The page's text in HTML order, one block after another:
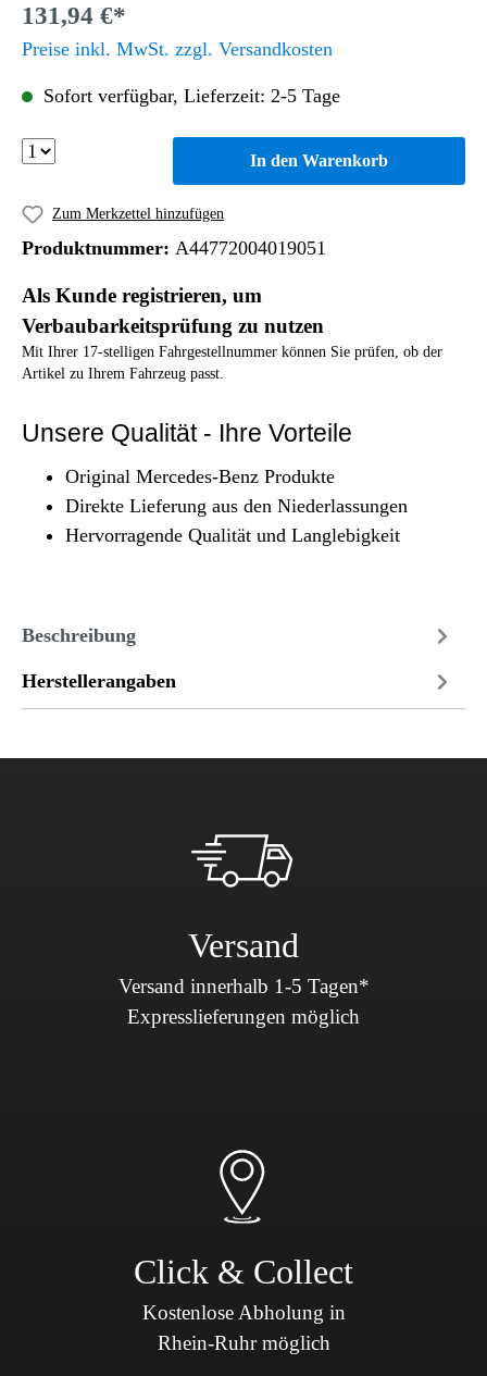
131,94 €*
Preise inkl. MwSt. zzgl. Versandkosten
Sofort verfügbar, Lieferzeit: 2-5 Tage
In den Warenkorb
Zum Merkzettel hinzufügen
Produktnummer: A44772004019051
Als Kunde registrieren, um
Verbaubarkeitsprüfung zu nutzen
Mit Ihrer 17-stelligen Fahrgestellnummer können Sie prüfen, ob der
Artikel zu Ihrem Fahrzeug passt.
Unsere Qualität - Ihre Vorteile
Original Mercedes-Benz Produkte
Direkte Lieferung aus den Niederlassungen
Hervorragende Qualität und Langlebigkeit
Beschreibung
Herstellerangaben
Versand
Versand innerhalb 1-5 Tagen*
Expresslieferungen möglich
Click & Collect
Kostenlose Abholung in
Rhein-Ruhr möglich